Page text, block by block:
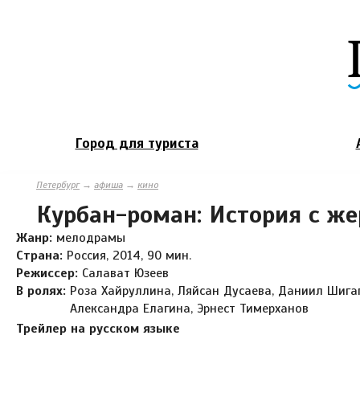
Город для туриста
Петербург→ афиша → кино
Курбан-роман: История с
Жанр: мелодрамы
Страна: Россия, 2014, 90 мин.
Режиссер: Салават Юзеев
В ролях: Роза Хайруллина, Ляйсан Дусаева, Даниил
Александра Елагина, Эрнест Тимерханов
Трейлер на русском языке